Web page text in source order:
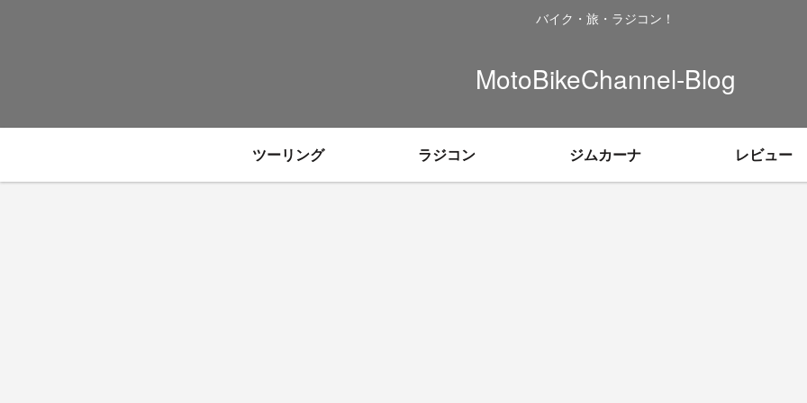
バイク・旅・ラジコン！
MotoBikeChannel-Blog
ツーリング ラジコン ジムカーナ レビュー